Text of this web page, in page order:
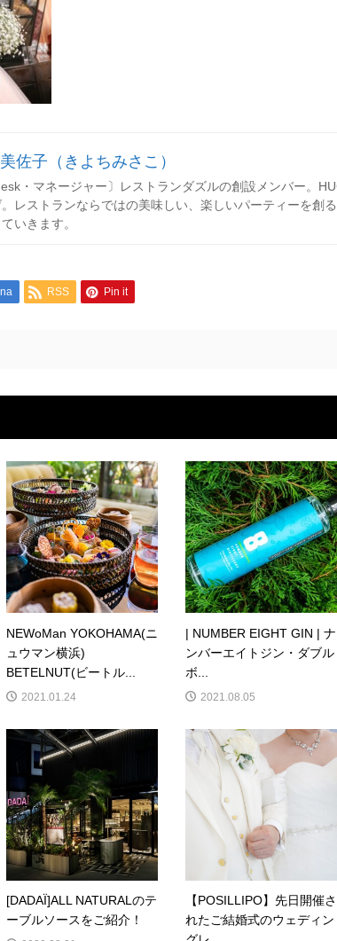
佐子（きよちみさこ）
・マネージャー〕レストランダズルの創設メンバー。
レストランならではの美味しい、楽しいパーティーを創
いきます。
RSS Pin it
NEWoMan YOKOHAMA(ニ
ュウマン横浜)
BETELNUT(ビートル...
2021.01.24
| NUMBER EIGHT GIN | ナ
ンバーエイトジン・ダブル
ボ...
2021.08.05
[DADAÏ]ALL NATURALのテ
ーブルソースをご紹介！
【POSILLIPO】先日開催さ
れたご結婚式のウェディン